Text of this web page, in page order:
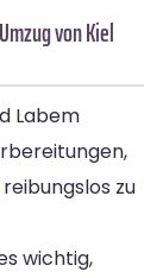
von Kiel
Labem
reibungslos zu
wichtig,